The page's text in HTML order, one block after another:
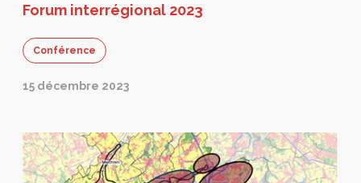
Forum interrégional 2023
Conférence
15 décembre 2023